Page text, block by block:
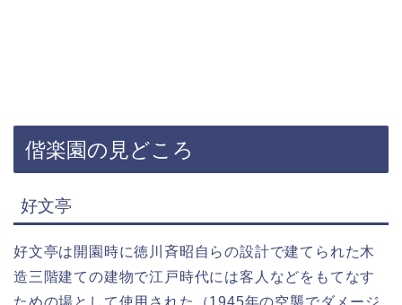
偕楽園の見どころ
好文亭
好文亭は開園時に徳川斉昭自らの設計で建てられた木
造三階建ての建物で江戸時代には客人などをもてなす
ための場として使用された（1945年の空襲でダメージ